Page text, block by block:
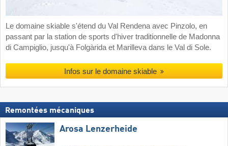
Le domaine skiable s'étend du Val Rendena avec Pinzolo, en
passant par la station de sports d'hiver traditionnelle de Madonna
di Campiglio, jusqu'à Folgàrida et Marilleva dans le Val di Sole.
Infos sur le domaine skiable
Remontées mécaniques
Arosa Lenzerheide